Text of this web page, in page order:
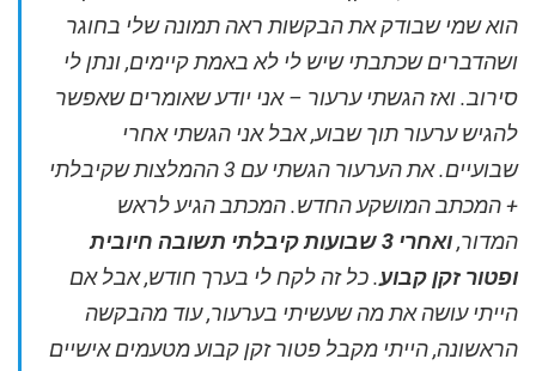
הוא שמי שבודק את הבקשות ראה תמונה שלי בחוגר
ושהדברים שכתבתי שיש לי לא באמת קיימים, ונתן לי
סירוב.ואז הגשתי ערעור – אני יודע שאומרים שאפשר
להגיש ערעור תוך שבוע, אבל אני הגשתי אחרי
שבועיים.
את הערעור הגשתי עם 3 ההמלצות שקיבלתי
+ המכתב המושקע החדש. המכתב הגיע לראש
המדור,
ואחרי 3 שבועות קיבלתי תשובה חיובית
ופטור זקן קבוע.כל זה לקח לי בערך חודש, אבל אם
הייתי עושה את מה שעשיתי בערעור, עוד מהבקשה
הראשונה, הייתי מקבל פטור זקן קבוע מטעמים אישיים